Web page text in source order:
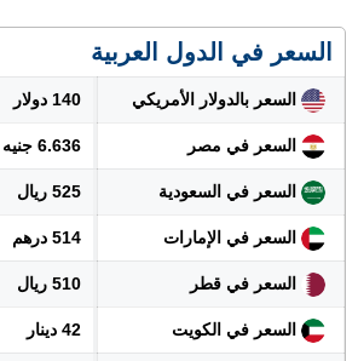
السعر في الدول العربية
السعر بالدولار الأمريكي 140 دولار
السعر في مصر 6.636 جنيه
السعر في السعودية 525 ريال
السعر في الإمارات 514 درهم
السعر في قطر 510 ريال
السعر في الكويت 42 دينار